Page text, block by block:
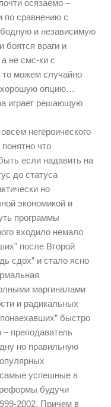
осязаемо –
по сравнению с
и независимую
боятся враги и
не смс-ки с
то можем случайно
хорошую опцию…
играет решающую
негероического
что
если надавить на
до статуса
но
экономикой и
программы
входило немало
после Второй
сдох” и стало ясно
маргиналами
и радикальных
быстро
преподаватель
но правильную
успешные в
будучи
2002. Причем в